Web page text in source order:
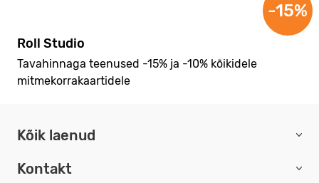
Roll Studio
Tavahinnaga teenused -15% ja -10% kõikidele
mitmekorrakaartidele
-15%
Kõik laenud
Kontakt